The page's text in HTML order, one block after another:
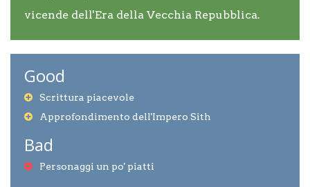
vicende dell'Era della Vecchia Repubblica.
Good
Scrittura piacevole
Approfondimento dell'Impero Sith
Bad
Personaggi un po' piatti